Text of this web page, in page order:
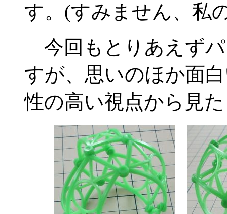
す。(すみません、私
今回もとりあえず
すが、思いのほか面
性の高い視点から見